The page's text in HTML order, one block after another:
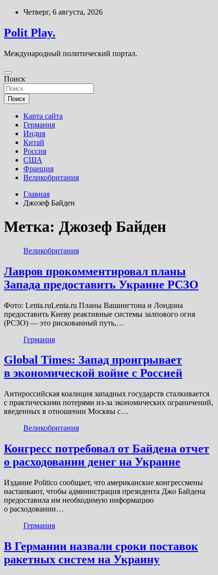
Перейти
содержимому
Четверг, 6 августа, 2026
Polit Play.
Международный политический портал.
Поиск
Поиск
Карта сайта
Германия
Индия
Китай
Россия
США
Франция
Великобритания
Главная
Джозеф Байден
Метка: Джозеф Байден
Великобритания
Лавров прокомментировал планы
Запада предоставить Украине РСЗО
Фото: Lenta.ruLenta.ru Планы Вашингтона и Лондона
предоставить Киеву реактивные системы залпового огня
(РСЗО) — это рискованный путь,…
Германия
Global Times: Запад проигрывает
в экономической войне с Россией
Антироссийская коалиция западных государств сталкивается
с практическими потерями из-за экономических ограничений,
введенных в отношении Москвы с…
Великобритания
Конгресс потребовал от Байдена отчет
о расходовании денег на Украине
Издание Politico сообщает, что американские конгрессмены
настаивают, чтобы администрация президента Джо Байдена
предоставила им необходимую информацию
о расходовании…
Германия
В Германии назвали сроки поставок
ракетных систем на Украину